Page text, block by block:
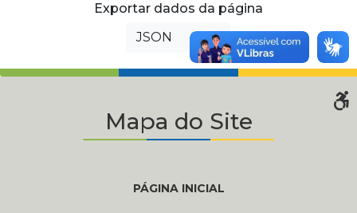
Exportar dados da página
JSON
XML
Mapa do Site
PÁGINA INICIAL